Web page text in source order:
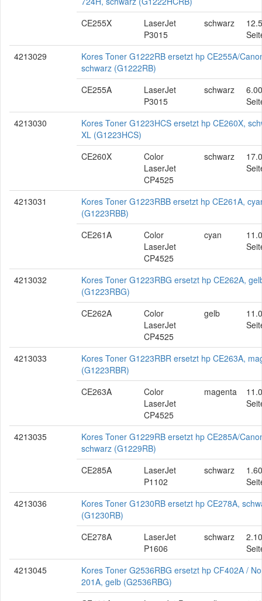
CE255X
LaserJet
P3015
schwarz
4213029
Kores Toner G1222RB ersetzt hp CE255A/
schwarz (G1222RB)
CE255A
LaserJet
P3015
schwarz
4213030
Kores Toner G1223HCS ersetzt hp CE260X,
XL (G1223HCS)
CE260X
Color
LaserJet
CP4525
schwarz
4213031
Kores Toner G1223RBB ersetzt hp CE261A,
(G1223RBB)
CE261A
Color
LaserJet
CP4525
cyan
4213032
Kores Toner G1223RBG ersetzt hp CE262A,
(G1223RBG)
CE262A
Color
LaserJet
CP4525
gelb
4213033
Kores Toner G1223RBR ersetzt hp CE263A,
(G1223RBR)
CE263A
Color
LaserJet
CP4525
magenta
4213035
Kores Toner G1229RB ersetzt hp CE285A/
schwarz (G1229RB)
CE285A
LaserJet
P1102
schwarz
4213036
Kores Toner G1230RB ersetzt hp CE278A,
(G1230RB)
CE278A
LaserJet
P1606
schwarz
4213045
Kores Toner G2536RBG ersetzt hp CF402A /
201A, gelb (G2536RBG)